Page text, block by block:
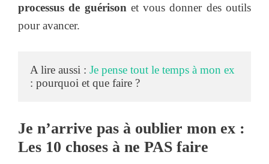
processus de guérison et vous donner des outils
pour avancer.
A lire aussi : Je pense tout le temps à mon ex
: pourquoi et que faire ?
Je n’arrive pas à oublier mon ex :
Les 10 choses à ne PAS faire